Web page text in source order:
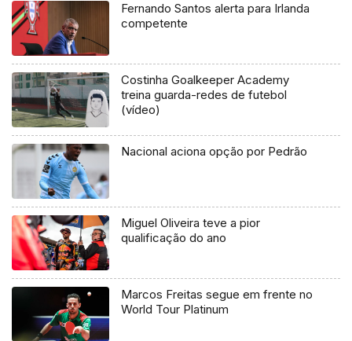
Fernando Santos alerta para Irlanda
competente
Costinha Goalkeeper Academy
treina guarda-redes de futebol
(vídeo)
Nacional aciona opção por Pedrão
Miguel Oliveira teve a pior
qualificação do ano
Marcos Freitas segue em frente no
World Tour Platinum